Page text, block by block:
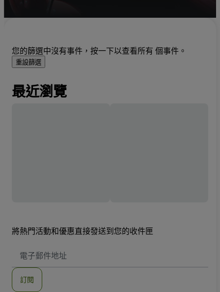
您的篩選中沒有事件，按一下以查看所有 個事件。
重設篩選
最近瀏覽
將熱門活動和優惠直接發送到您的收件匣
子
地
訂閱